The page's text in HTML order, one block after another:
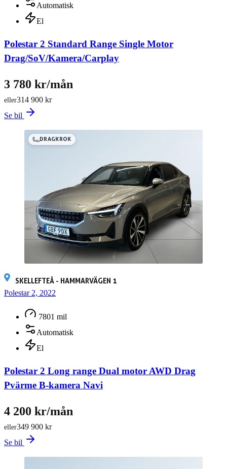
intresse ring 018-69 68 00 eller maila uppsala@niemibil.se Varmt
välkommen till oss på Fyrislundsgatan 76 för en provkörning!
Automatisk
El
Polestar 2 Standard Range Single Motor
Drag/SoV/Kamera/Carplay
314 900 kr
eller
3 780 kr/mån
Se bil
DRAGKROK
SKELLEFTEÅ - HAMMARVÄGEN 1
Polestar 2, 2022
7801 mil
Automatisk
El
Polestar 2 Long range Dual motor AWD Drag
Pvärme B-kamera Navi
349 900 kr
eller
4 200 kr/mån
Se bil